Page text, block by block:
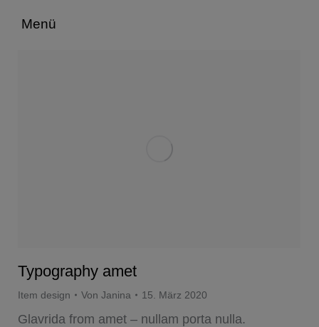
Menü
Typography amet
Item design Von Janina 15. März 2020
Glavrida from amet – nullam porta nulla.